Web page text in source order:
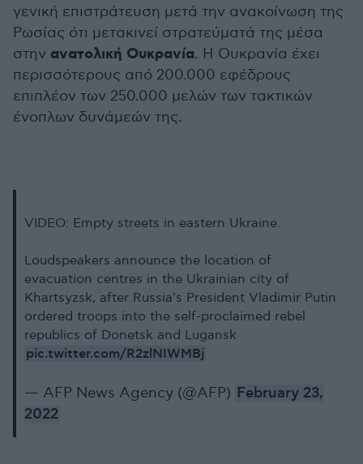
γενική επιστράτευση μετά την ανακοίνωση της
Ρωσίας ότι μετακινεί στρατεύματά της μέσα
στην ανατολική Ουκρανία. Η Ουκρανία έχει
περισσότερους από 200.000 εφέδρους
επιπλέον των 250.000 μελών των τακτικών
ένοπλων δυνάμεών της.
VIDEO: Empty streets in eastern Ukraine.
Loudspeakers announce the location of
evacuation centres in the Ukrainian city of
Khartsyzsk, after Russia's President Vladimir Putin
ordered troops into the self-proclaimed rebel
republics of Donetsk and Lugansk
pic.twitter.com/R2zlNIWMBj
— AFP News Agency (@AFP) February 23,
2022